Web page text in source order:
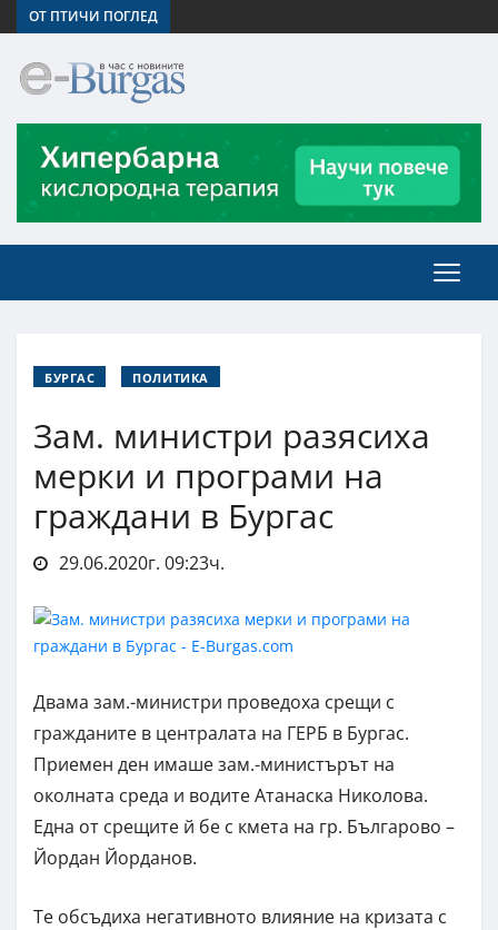
ОТ ПТИЧИ ПОГЛЕД
БУРГАС ПОЛИТИКА
Зам. министри разясиха
мерки и програми на
граждани в Бургас
29.06.2020г. 09:23ч.
Двама зам.-министри проведоха срещи с
гражданите в централата на ГЕРБ в Бургас.
Приемен ден имаше зам.-министърът на
околната среда и водите Атанаска Николова.
Една от срещите й бе с кмета на гр. Българово –
Йордан Йорданов.
Те обсъдиха негативното влияние на кризата с